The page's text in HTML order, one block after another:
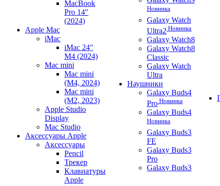
MacBook
Pro 14"
(2024)
Apple Mac
iMac
iMac 24"
M4 (2024)
Mac mini
Mac mini
(M4, 2024)
Mac mini
(M2, 2023)
Apple Studio
Display
Mac Studio
Аксессуары Apple
Аксессуары
Pencil
Трекер
Клавиатуры
Apple
Новинка
Galaxy Watch
Ultra2 Новинка
Galaxy Watch8
Galaxy Watch8
Classic
Galaxy Watch
Ultra
Наушники
Galaxy Buds4
Pro Новинка
Galaxy Buds4
Новинка
Galaxy Buds3
FE
Galaxy Buds3
Pro
Galaxy Buds3